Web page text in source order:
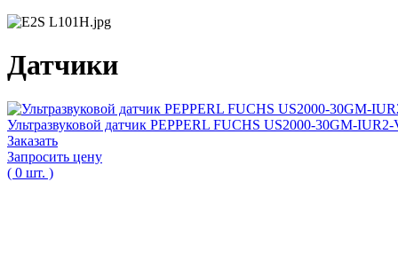
Датчики
Ультразвуковой датчик PEPPERL FUCHS US2000-30GM-
Заказать
Запросить цену
( 0 шт. )